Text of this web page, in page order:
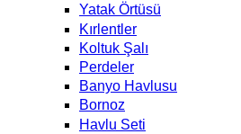
Yatak Örtüsü
Kırlentler
Koltuk Şalı
Perdeler
Banyo Havlusu
Bornoz
Havlu Seti